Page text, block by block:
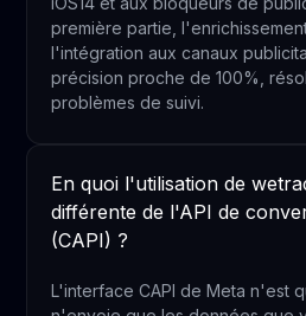
première partie,
l'intégration aux canaux
précision proche de 100%,
problèmes de suivi.
En quoi l'utilisation de
différente de l'API de
(CAPI) ?
L'interface CAPI de Meta n'est